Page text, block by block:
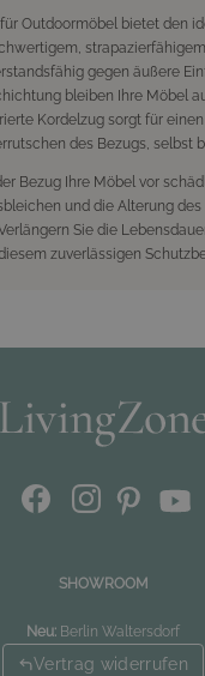
Outdoormöbel bietet den
gegen äußere
bleiben Ihre Möbel
Kordelzug sorgt für
des Bezugs, selbst
Bezug Ihre Möbel vor
und die Alterung
Sie die
zuverlässigen
SHOWROOM
Neu: Berlin Waltersdorf
Vertrag widerrufen